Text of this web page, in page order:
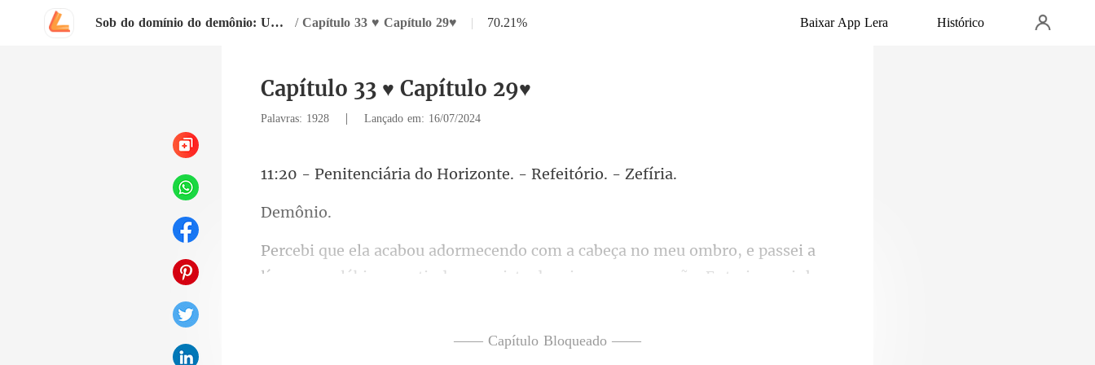
Sob do domínio do demônio: Um romance Dark. / Capítulo 33 ♥ Capítulo 29♥ | 70.21% Baixar App Lera Histórico
Capítulo 33 ♥ Capítulo 29♥
Palavras: 1928 | Lançado em: 16/07/2024
a do Horizonte. - Re
mô
nos lábios, sentindo um misto de raiva e preocupação. Entrei na minha
—— Capítulo Bloqueado ——